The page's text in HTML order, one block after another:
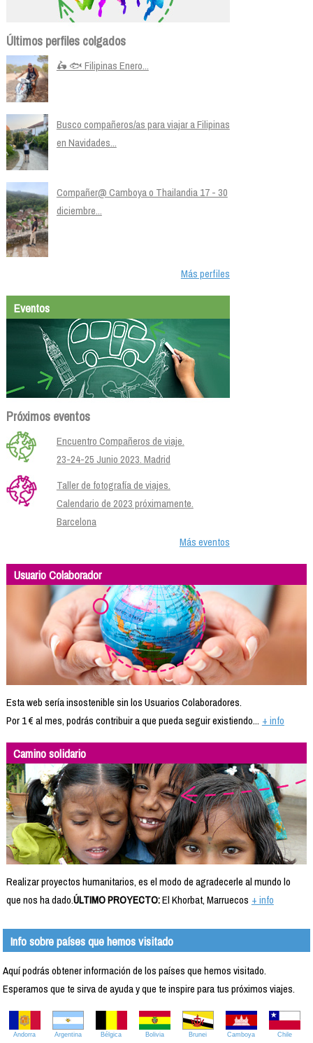
Últimos perfiles colgados
🛵 🐟 Filipinas Enero...
Busco compañeros/as para viajar a Filipinas
en Navidades...
Compañer@ Camboya o Thailandia 17 - 30
diciembre...
Más perfiles
Eventos
Próximos eventos
Encuentro Compañeros de viaje.
23-24-25 Junio 2023. Madrid
Taller de fotografía de viajes.
Calendario de 2023 próximamente.
Barcelona
Más eventos
Usuario Colaborador
Esta web sería insostenible sin los Usuarios Colaboradores.
Por 1 € al mes, podrás contribuir a que pueda seguir existiendo... + info
Camino solidario
Realizar proyectos humanitarios, es el modo de agradecerle al mundo lo
que nos ha dado.ÚLTIMO PROYECTO:El Khorbat, Marruecos + info
Info sobre países que hemos visitado
Aquí podrás obtener información de los países que hemos visitado.
Esperamos que te sirva de ayuda y que te inspire para tus próximos viajes.
Andorra Argentina Bélgica Bolivia Brunei Camboya Chile